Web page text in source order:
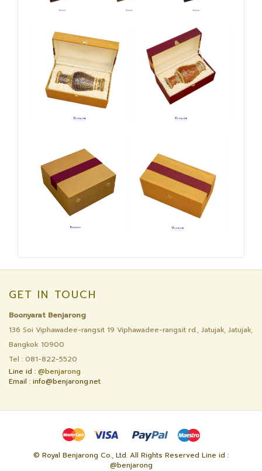
GET IN TOUCH
Boonyarat Benjarong
136 Soi Viphawadee-rangsit 19 Viphawadee-rangsit rd., Jatujak, Jatujak,
Bangkok 10900
Tel : 081-822-5520
Line id : @benjarong
Email : info@benjarong.net
© Royal Benjarong Co., Ltd. All Rights Reserved Line id :
@benjarong